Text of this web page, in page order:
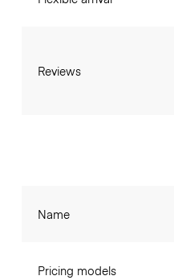
Reviews
Name
Pricing models